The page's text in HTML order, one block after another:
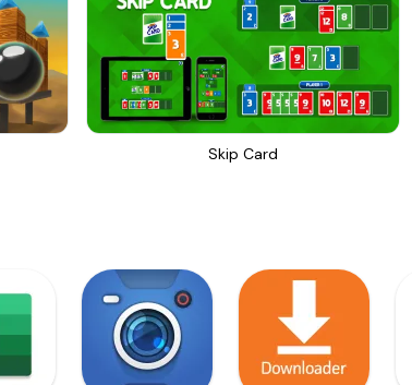
Skip Card